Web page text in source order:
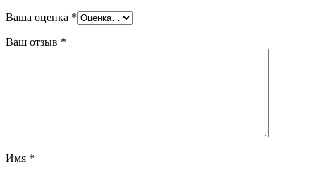
Ваша оценка *
Ваш отзыв *
Имя *